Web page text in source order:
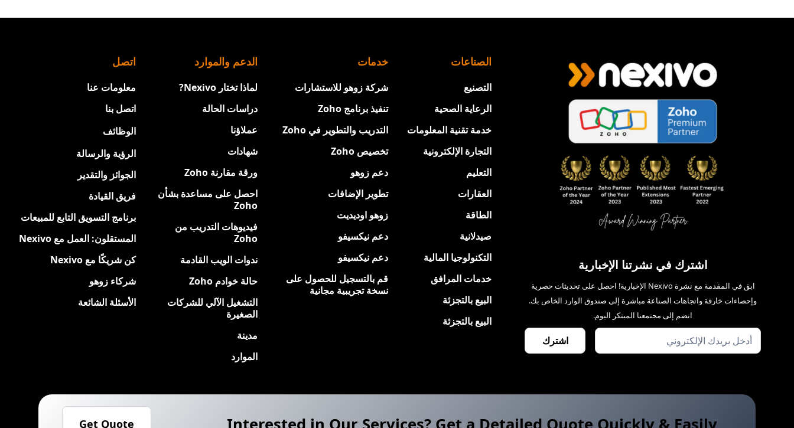
اشترك في نشرتنا الإخبارية
ابق في المقدمة مع نشرة Nexivo الإخبارية! احصل على تحديثات حصرية
وإحصاءات خارقة واتجاهات الصناعة مباشرة إلى صندوق الوارد الخاص بك.
انضم إلى مجتمعنا المبتكر اليوم.
الصناعات
التصنيع
الرعاية الصحية
خدمة تقنية المعلومات
التجارة الإلكترونية
التعليم
العقارات
الطاقة
صيدلانية
التكنولوجيا المالية
خدمات المرافق
البيع بالتجزئة
البيع بالتجزئة
خدمات
شركة زوهو للاستشارات
تنفيذ برنامج Zoho
التدريب والتطوير في Zoho
تخصيص Zoho
دعم زوهو
تطوير الإضافات
زوهو اوديديت
دعم نيكسيفو
دعم نيكسيفو
قم بالتسجيل للحصول على
نسخة تجريبية مجانية
الدعم والموارد
لماذا تختار Nexivo?
دراسات الحالة
عملاؤنا
شهادات
ورقة مقارنة Zoho
احصل على مساعدة بشأن
Zoho
فيديوهات التدريب من
Zoho
ندوات الويب القادمة
حالة خوادم Zoho
التشغيل الآلي للشركات
الصغيرة
مدينة
الموارد
اتصل
معلومات عنا
اتصل بنا
الوظائف
الرؤية والرسالة
الجوائز والتقدير
فريق القيادة
برنامج التسويق التابع للمبيعات
المستقلون: العمل مع Nexivo
كن شريكًا مع Nexivo
شركاء زوهو
الأسئلة الشائعة
Get Quote